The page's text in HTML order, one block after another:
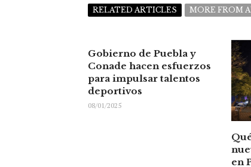
RELATED ARTICLES MORE FROM
Gobierno de Puebla y
Conade hacen esfuerzos
para impulsar talentos
deportivos
08/01/2025
en